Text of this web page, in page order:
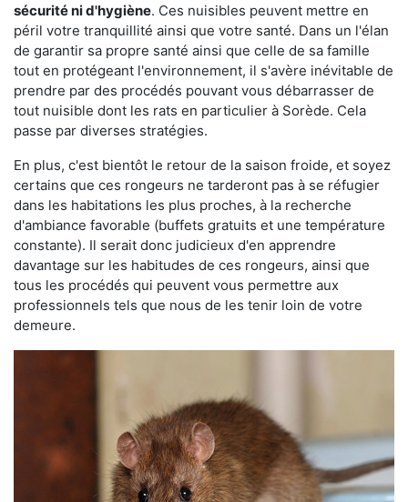
sécurité ni d'hygiène. Ces nuisibles peuvent mettre en
péril votre tranquillité ainsi que votre santé. Dans un l'élan
de garantir sa propre santé ainsi que celle de sa famille
tout en protégeant l'environnement, il s'avère inévitable de
prendre par des procédés pouvant vous débarrasser de
tout nuisible dont les rats en particulier à Sorède. Cela
passe par diverses stratégies.
En plus, c'est bientôt le retour de la saison froide, et soyez
certains que ces rongeurs ne tarderont pas à se réfugier
dans les habitations les plus proches, à la recherche
d'ambiance favorable (buffets gratuits et une température
constante). Il serait donc judicieux d'en apprendre
davantage sur les habitudes de ces rongeurs, ainsi que
tous les procédés qui peuvent vous permettre aux
professionnels tels que nous de les tenir loin de votre
demeure.